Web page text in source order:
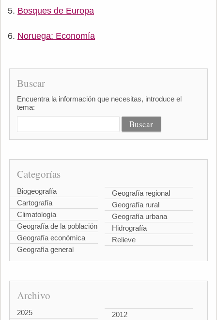
Bosques de Europa
Noruega: Economía
Buscar
Encuentra la información que necesitas, introduce el
tema:
Categorías
Biogeografía
Cartografía
Climatología
Geografía de la población
Geografía económica
Geografía general
Geografía regional
Geografía rural
Geografía urbana
Hidrografía
Relieve
Archivo
2025
2012